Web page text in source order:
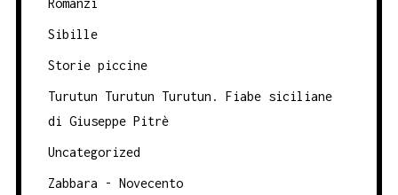
Romanzi
Sibille
Storie piccine
Turutun Turutun Turutun. Fiabe siciliane
di Giuseppe Pitrè
Uncategorized
Zabbara - Novecento